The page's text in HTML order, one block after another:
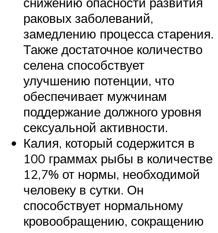
раковых заболеваний,
замедлению процесса старения.
Также достаточное количество
селена способствует
улучшению потенции, что
обеспечивает мужчинам
поддержание должного уровня
сексуальной активности.
Калия, который содержится в
100 граммах рыбы в количестве
12,7% от нормы, необходимой
человеку в сутки. Он
способствует нормальному
кровообращению, сокращению